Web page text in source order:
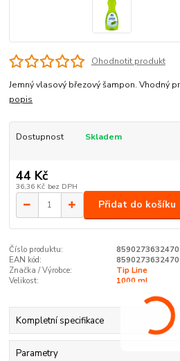
Ohodnotit produkt
Jemný vlasový březový šampon. Vhodný
popis
Dostupnost Skladem
44 Kč
36,36 Kč bez DPH
Přidat do košíku
Číslo produktu:
8590273632470
EAN kód:
8590273632470
Značka / Výrobce:
Tip Line
Velikost:
1000 ml
Kompletní specifikace
Parametry